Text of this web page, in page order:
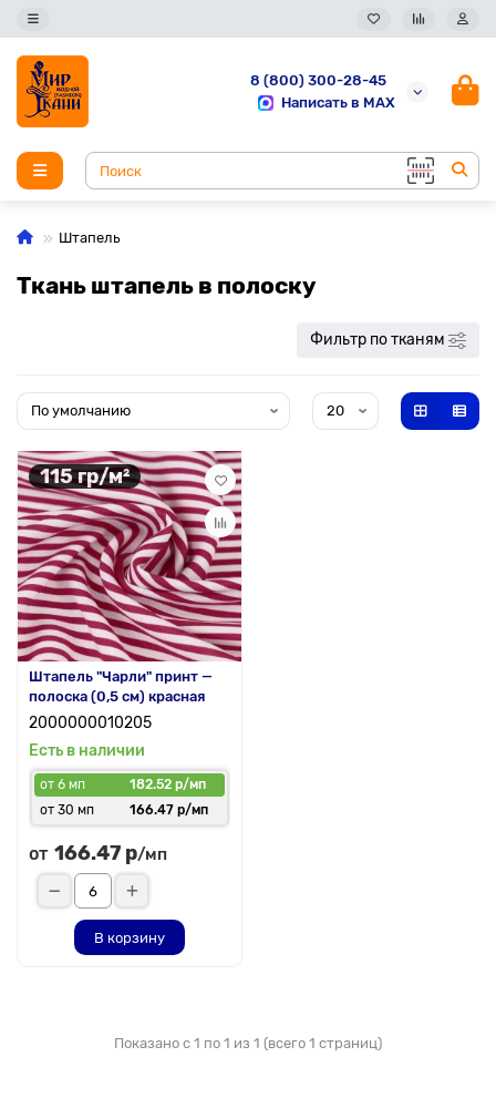
8 (800) 300-28-45
Написать в MAX
Штапель
Ткань штапель в полоску
Фильтр по тканям
115 гр/м²
Штапель "Чарли" принт —
полоска (0,5 см) красная
2000000010205
Есть в наличии
от 6 мп
182.52 р/мп
от 30 мп
166.47 р/мп
от 166.47 р/мп
В корзину
Показано с 1 по 1 из 1 (всего 1 страниц)